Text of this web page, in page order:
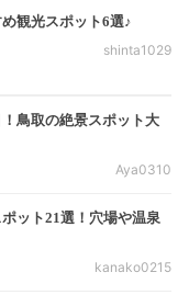
観光スポット6選♪
shinta1029
鳥取の絶景スポット大
Aya0310
ット21選！穴場や温泉
kanako0215